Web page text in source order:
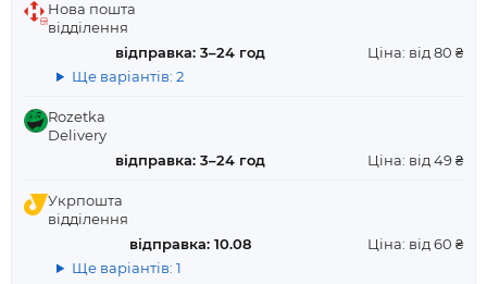
Нова пошта
відділення
відправка: 3–24 год
Ціна: від 80 ₴
Ще варіантів: 2
Rozetka
Delivery
відправка: 3–24 год
Ціна: від 49 ₴
Укрпошта
відділення
відправка: 10.08
Ціна: від 60 ₴
Ще варіантів: 1